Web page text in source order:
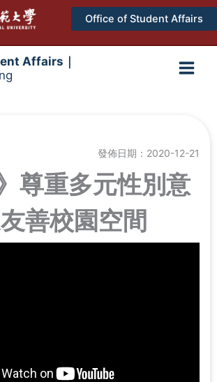
Office of Student Affairs
Affairs｜
發佈日期：2020-12-21
尊重多元性別意
善校園空間